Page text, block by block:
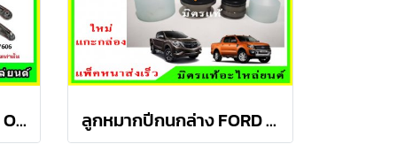
CHEVROLET เชฟโรเลต OPTRA ปี 03-08 ชุดช่วงล่าง TRW ลูกหมากปีกนกล่าง FORD Ranger T6 / MAZDA BT50 PRO 2WD , 4WD